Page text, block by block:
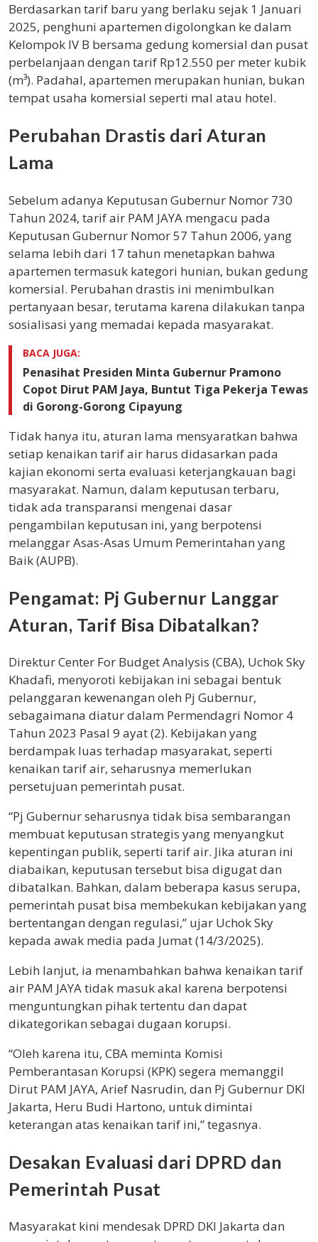
Berdasarkan tarif baru yang berlaku sejak 1 Januari
2025, penghuni apartemen digolongkan ke dalam
Kelompok IV B bersama gedung komersial dan pusat
perbelanjaan dengan tarif Rp12.550 per meter kubik
(m³). Padahal, apartemen merupakan hunian, bukan
tempat usaha komersial seperti mal atau hotel.
Perubahan Drastis dari Aturan
Lama
Sebelum adanya Keputusan Gubernur Nomor 730
Tahun 2024, tarif air PAM JAYA mengacu pada
Keputusan Gubernur Nomor 57 Tahun 2006, yang
selama lebih dari 17 tahun menetapkan bahwa
apartemen termasuk kategori hunian, bukan gedung
komersial. Perubahan drastis ini menimbulkan
pertanyaan besar, terutama karena dilakukan tanpa
sosialisasi yang memadai kepada masyarakat.
BACA JUGA:
Penasihat Presiden Minta Gubernur Pramono
Copot Dirut PAM Jaya, Buntut Tiga Pekerja Tewas
di Gorong-Gorong Cipayung
Tidak hanya itu, aturan lama mensyaratkan bahwa
setiap kenaikan tarif air harus didasarkan pada
kajian ekonomi serta evaluasi keterjangkauan bagi
masyarakat. Namun, dalam keputusan terbaru,
tidak ada transparansi mengenai dasar
pengambilan keputusan ini, yang berpotensi
melanggar Asas-Asas Umum Pemerintahan yang
Baik (AUPB).
Pengamat: Pj Gubernur Langgar
Aturan, Tarif Bisa Dibatalkan?
Direktur Center For Budget Analysis (CBA), Uchok Sky
Khadafi, menyoroti kebijakan ini sebagai bentuk
pelanggaran kewenangan oleh Pj Gubernur,
sebagaimana diatur dalam Permendagri Nomor 4
Tahun 2023 Pasal 9 ayat (2). Kebijakan yang
berdampak luas terhadap masyarakat, seperti
kenaikan tarif air, seharusnya memerlukan
persetujuan pemerintah pusat.
“Pj Gubernur seharusnya tidak bisa sembarangan
membuat keputusan strategis yang menyangkut
kepentingan publik, seperti tarif air. Jika aturan ini
diabaikan, keputusan tersebut bisa digugat dan
dibatalkan. Bahkan, dalam beberapa kasus serupa,
pemerintah pusat bisa membekukan kebijakan yang
bertentangan dengan regulasi,” ujar Uchok Sky
kepada awak media pada Jumat (14/3/2025).
Lebih lanjut, ia menambahkan bahwa kenaikan tarif
air PAM JAYA tidak masuk akal karena berpotensi
menguntungkan pihak tertentu dan dapat
dikategorikan sebagai dugaan korupsi.
“Oleh karena itu, CBA meminta Komisi
Pemberantasan Korupsi (KPK) segera memanggil
Dirut PAM JAYA, Arief Nasrudin, dan Pj Gubernur DKI
Jakarta, Heru Budi Hartono, untuk dimintai
keterangan atas kenaikan tarif ini,” tegasnya.
Desakan Evaluasi dari DPRD dan
Pemerintah Pusat
Masyarakat kini mendesak DPRD DKI Jakarta dan